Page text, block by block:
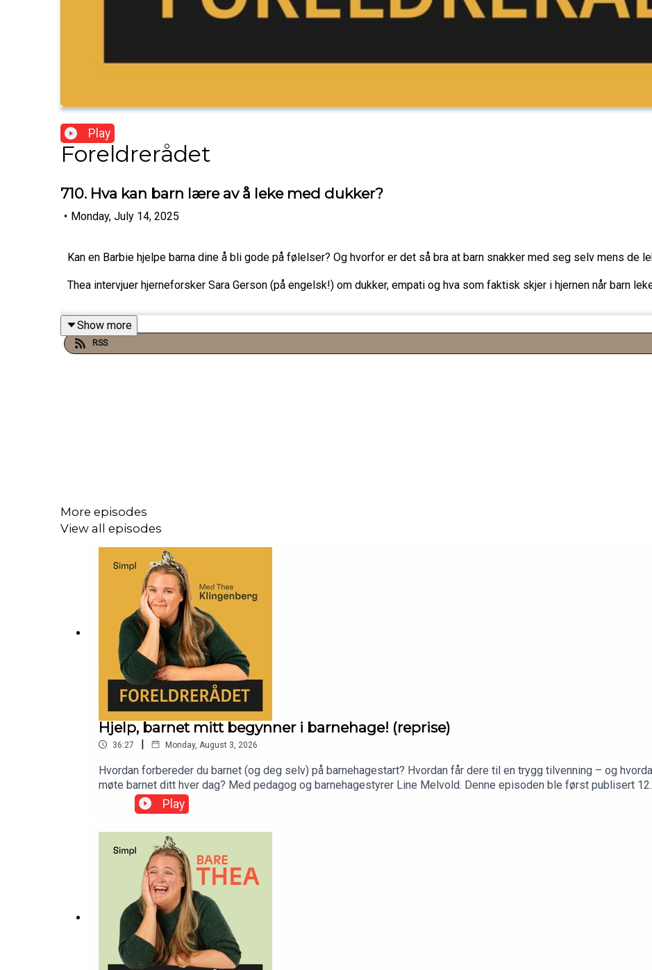
Play
Foreldrerådet
710. Hva kan barn lære av å leke med dukker?
• Monday, July 14, 2025
Kan en Barbie hjelpe barna dine å bli gode på følelser? Og hvorfor er det så bra at barn snakker med seg selv mens de
Thea intervjuer hjerneforsker Sara Gerson (på engelsk!) om dukker, empati og hva som faktisk skjer i hjernen når barn
Show more
RSS
More episodes
View all episodes
Hjelp, barnet mitt begynner i barnehage! (reprise)
36:27 | Monday, August 3, 2026
Hvordan forbereder du barnet (og deg selv) på barnehagestart? Hvordan får dere til en trygg tilvenning – og
møte barnet ditt hver dag? Med pedagog og barnehagestyrer Line Melvold. Denne episoden ble først publisert
Play